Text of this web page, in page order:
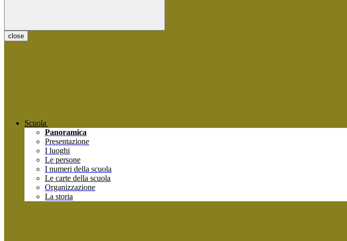
close
Scuola
Panoramica
Presentazione
I luoghi
Le persone
I numeri della scuola
Le carte della scuola
Organizzazione
La storia